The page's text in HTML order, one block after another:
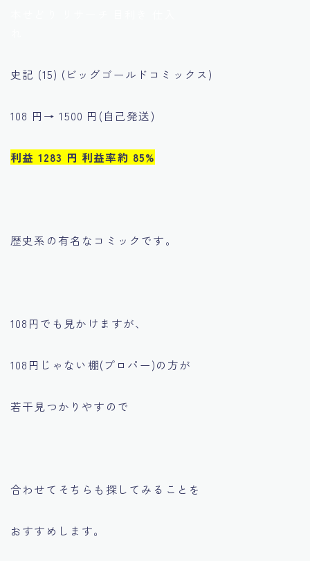
史記 (15) (ビッグゴールドコミックス)
108 円→ 1500 円(自己発送)
利益 1283 円 利益率約 85%
歴史系の有名なコミックです。
108円でも見かけますが、
108円じゃない棚(プロパー)の方が
若干見つかりやすので
合わせてそちらも探してみることを
おすすめします。